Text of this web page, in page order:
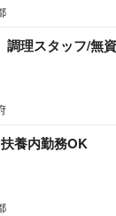
調理スタッフ/無
養内勤務OK